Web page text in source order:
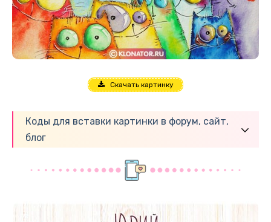
Скачать картинку
Коды для вставки картинки в форум, сайт,
блог